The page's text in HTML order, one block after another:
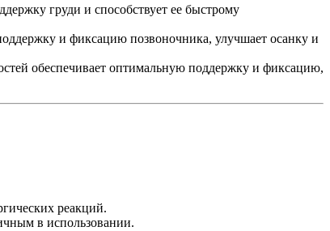
груди и способствует ее быстрому
и фиксацию позвоночника, улучшает осанку и
обеспечивает оптимальную поддержку и фиксацию,
реакций.
в использовании.